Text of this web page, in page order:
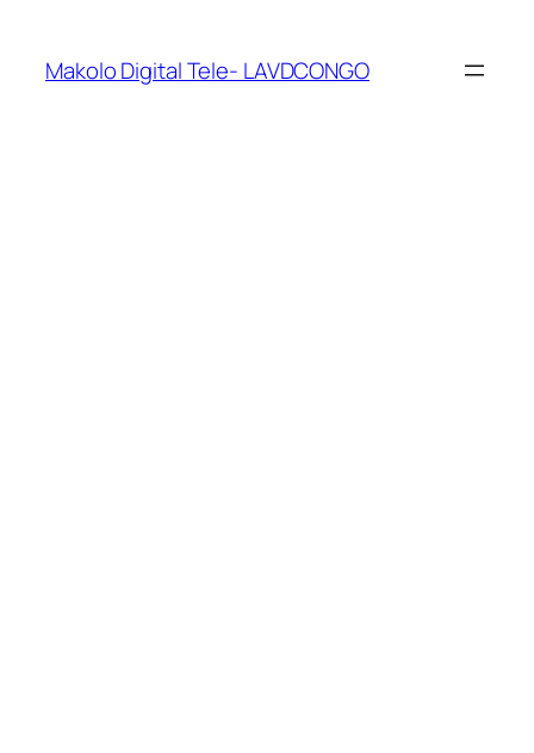
Makolo Digital Tele- LAVDCONGO